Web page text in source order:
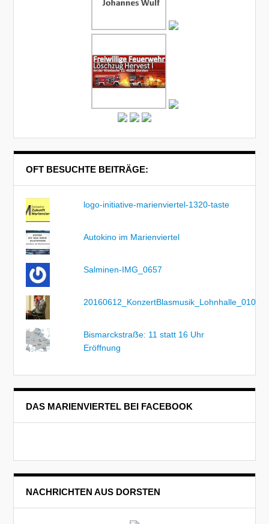
OFT BESUCHTE BEITRÄGE:
logo-initiative-marienviertel-1320-taste
Autokino im Marienviertel
Salminen-IMG_0657
20160612_KonzertBlasmusik_Lohnhalle_010
Bismarckstraẞe: 11 statt 16 Uhr
Eröffnung
DAS MARIENVIERTEL BEI FACEBOOK
NACHRICHTEN AUS DORSTEN